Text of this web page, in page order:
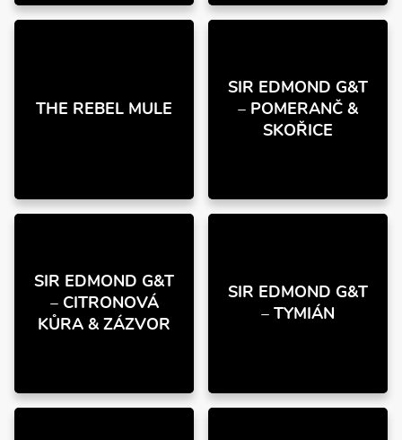
THE REBEL MULE
SIR EDMOND G&T
– POMERANČ &
SKOŘICE
SIR EDMOND G&T
– CITRONOVÁ
KŮRA & ZÁZVOR
SIR EDMOND G&T
– TYMIÁN